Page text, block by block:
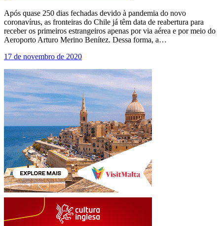
Após quase 250 dias fechadas devido à pandemia do novo
coronavírus, as fronteiras do Chile já têm data de reabertura para
receber os primeiros estrangeiros apenas por via aérea e por meio do
Aeroporto Arturo Merino Benítez. Dessa forma, a…
17 de novembro de 2020